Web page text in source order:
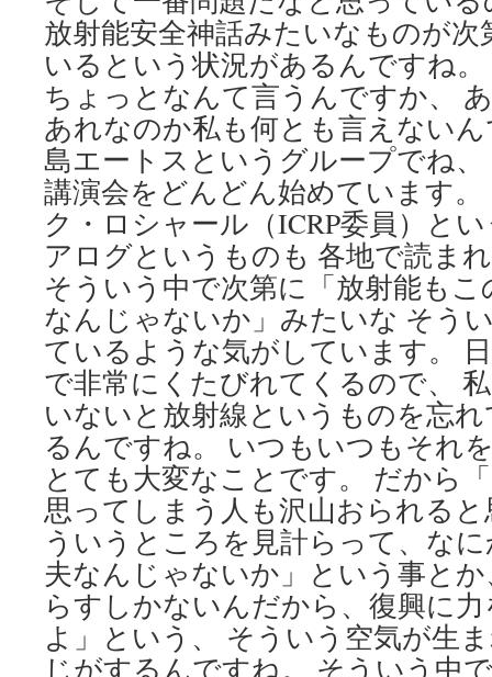
放射能安全神話みたいなものが
いるという状況があるんですね
ちょっとなんて言うんですか、
あれなのか私も何とも言えない
島エートスというグループでね
講演会をどんどん始めています
ク・ロシャール（ICRP委員）と
アログというものも 各地で読ま
そういう中で次第に「放射能も
なんじゃないか」みたいな そう
ているような気がしています。
で非常にくたびれてくるので、
いないと放射線というものを忘
るんですね。 いつもいつもそれ
とても大変なことです。 だから
思ってしまう人も沢山おられる
ういうところを見計らって、な
夫なんじゃないか」という事と
らすしかないんだから、復興に
よ」という、 そういう空気が生
じがするんですね。 そういう中